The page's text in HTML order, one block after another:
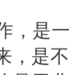
是
，是